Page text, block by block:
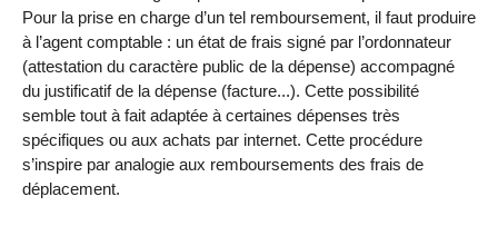
Pour la prise en charge d’un tel remboursement, il faut produire
à l’agent comptable : un état de frais signé par l’ordonnateur
(attestation du caractère public de la dépense) accompagné
du justificatif de la dépense (facture...). Cette possibilité
semble tout à fait adaptée à certaines dépenses très
spécifiques ou aux achats par internet. Cette procédure
s’inspire par analogie aux remboursements des frais de
déplacement.